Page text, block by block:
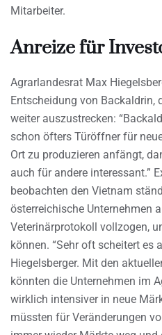
Mitarbeiter.
Anreize für
Agrarlandesrat Max
Entscheidung von Backaldrin,
weiter auszustrecken:
schon öfters Türöffner für
Ort zu produzieren anfängt,
auch für andere interessant.”
beobachten den Vietnam
österreichische Unternehmen
Veterinärprotokoll vollzogen,
können. “Sehr oft scheitert es
Hiegelsberger. Mit den
könnten die Unternehmen im
wirklich intensiver in neue
müssten für Veränderungen